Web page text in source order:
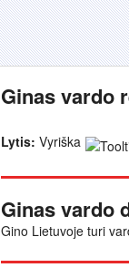
Ginas vardo
Lytis: Vyriška
Ginas vardo
Gino Lietuvoje turi